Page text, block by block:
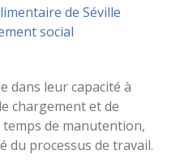
de Séville
social
dans leur capacité à
chargement et de
de manutention,
du processus de travail.